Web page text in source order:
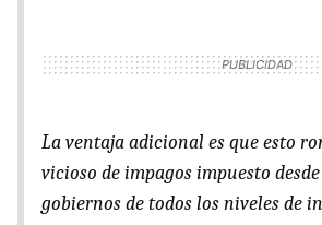
La ventaja adicional es que esto
vicioso de impagos impuesto
gobiernos de todos los niveles de